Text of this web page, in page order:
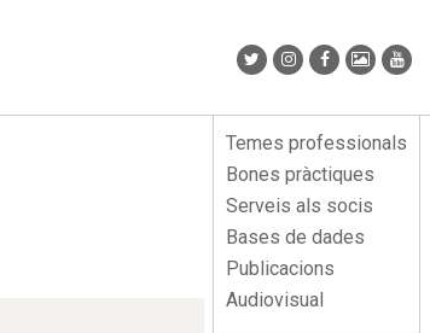
Menu
lateral
Temes professionals
Bones pràctiques
Serveis als socis
Bases de dades
Publicacions
Audiovisual